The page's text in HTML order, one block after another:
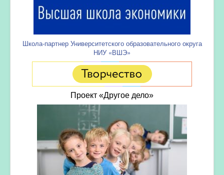
Школа-партнер Университетского образовательного округа
НИУ «ВШЭ»
Проект «Другое дело»